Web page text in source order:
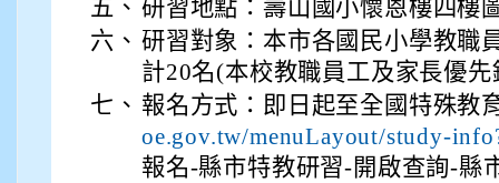
五、 研習地點：壽山國小懷恩樓四樓
六、 研習對象：本市各國民小學教職
計20名(本校教職員工及家長優
七、 報名方式：即日起至全國特殊教
oe.gov.tw/menuLayout/study-
報名-縣市特教研習-開啟查詢-縣